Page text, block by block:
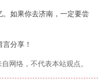
如果你去济南，一定要尝
分享！
网络，不代表本站观点。